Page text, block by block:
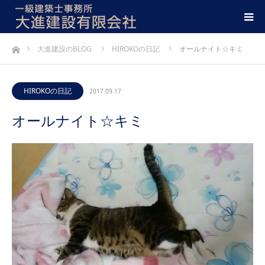
ホーム大進建設のBLOG HIROKOの日記 オールナイト☆キミ
HIROKOの日記 2017.09.17
オールナイト☆キミ